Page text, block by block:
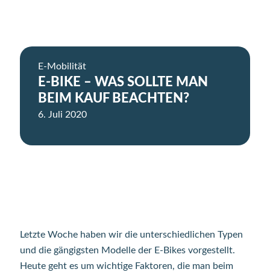
E-Mobilität
E-BIKE – WAS SOLLTE MAN
BEIM KAUF BEACHTEN?
6. Juli 2020
Letzte Woche haben wir die unterschiedlichen Typen
und die gängigsten Modelle der E-Bikes vorgestellt.
Heute geht es um wichtige Faktoren, die man beim